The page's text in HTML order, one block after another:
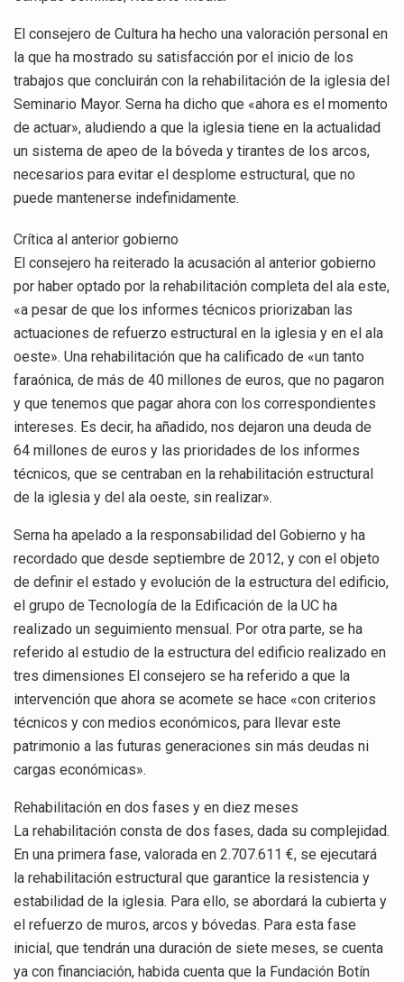
El consejero de Cultura ha hecho una valoración personal en
la que ha mostrado su satisfacción por el inicio de los
trabajos que concluirán con la rehabilitación de la iglesia del
Seminario Mayor. Serna ha dicho que «ahora es el momento
de actuar», aludiendo a que la iglesia tiene en la actualidad
un sistema de apeo de la bóveda y tirantes de los arcos,
necesarios para evitar el desplome estructural, que no
puede mantenerse indefinidamente.
Crítica al anterior gobierno
El consejero ha reiterado la acusación al anterior gobierno
por haber optado por la rehabilitación completa del ala este,
«a pesar de que los informes técnicos priorizaban las
actuaciones de refuerzo estructural en la iglesia y en el ala
oeste». Una rehabilitación que ha calificado de «un tanto
faraónica, de más de 40 millones de euros, que no pagaron
y que tenemos que pagar ahora con los correspondientes
intereses. Es decir, ha añadido, nos dejaron una deuda de
64 millones de euros y las prioridades de los informes
técnicos, que se centraban en la rehabilitación estructural
de la iglesia y del ala oeste, sin realizar».
Serna ha apelado a la responsabilidad del Gobierno y ha
recordado que desde septiembre de 2012, y con el objeto
de definir el estado y evolución de la estructura del edificio,
el grupo de Tecnología de la Edificación de la UC ha
realizado un seguimiento mensual. Por otra parte, se ha
referido al estudio de la estructura del edificio realizado en
tres dimensiones El consejero se ha referido a que la
intervención que ahora se acomete se hace «con criterios
técnicos y con medios económicos, para llevar este
patrimonio a las futuras generaciones sin más deudas ni
cargas económicas».
Rehabilitación en dos fases y en diez meses
La rehabilitación consta de dos fases, dada su complejidad.
En una primera fase, valorada en 2.707.611 €, se ejecutará
la rehabilitación estructural que garantice la resistencia y
estabilidad de la iglesia. Para ello, se abordará la cubierta y
el refuerzo de muros, arcos y bóvedas. Para esta fase
inicial, que tendrán una duración de siete meses, se cuenta
ya con financiación, habida cuenta que la Fundación Botín